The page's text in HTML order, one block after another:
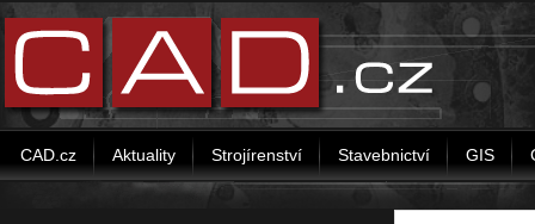
CAD.cz Aktuality Strojírenství Stavebnictví GIS